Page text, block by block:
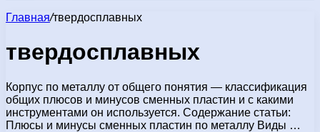
Главная/твердосплавных
твердосплавных
Корпус по металлу от общего понятия — классификация
общих плюсов и минусов сменных пластин и с какими
инструментами он используется. Содержание статьи:
Плюсы и минусы сменных пластин по металлу Виды …